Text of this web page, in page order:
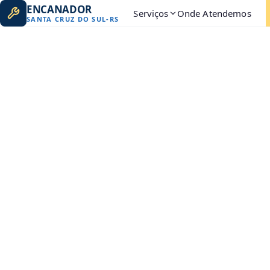
ENCANADOR
SANTA CRUZ DO SUL- RS Serviços Onde Atendemos